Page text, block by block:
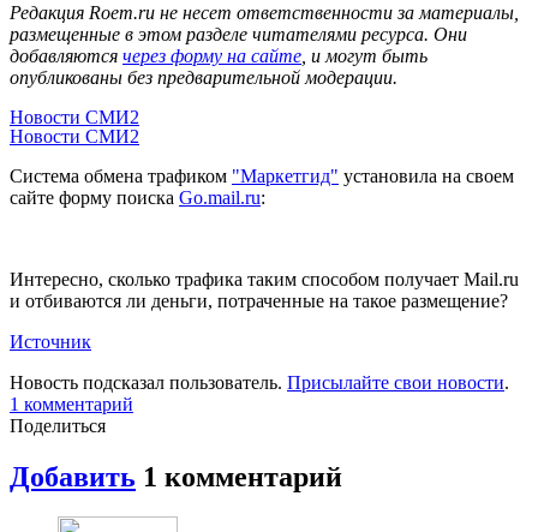
Редакция Roem.ru не несет ответственности за материалы,
размещенные в этом разделе читателями ресурса. Они
добавляются через форму на сайте , и могут быть
опубликованы без предварительной модерации.
Новости СМИ2
Новости СМИ2
Система обмена трафиком "Маркетгид" установила на своем
сайте форму поиска Go.mail.ru:
Интересно, сколько трафика таким способом получает Mail.ru
и отбиваются ли деньги, потраченные на такое размещение?
Источник
Новость подсказал пользователь. Присылайте свои новости.
1 комментарий
Поделиться
Добавить 1 комментарий